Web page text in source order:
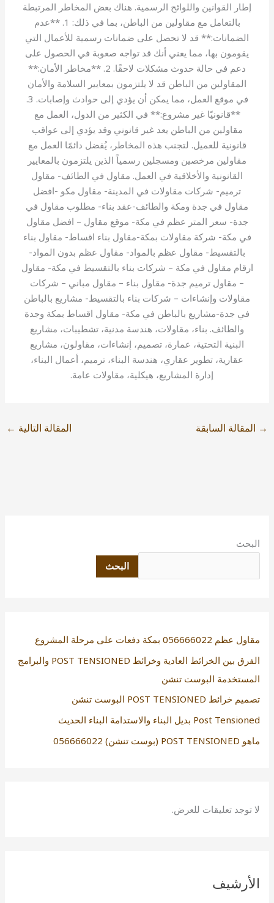
إطار القوانين واللوائح الرسمية. هناك بعض المخاطر المرتبطة
بالتعامل مع مقاولين من الباطن، بما في ذلك: 1. **عدم
الضمانات:** قد لا تحصل على ضمانات رسمية للأعمال التي
يقومون بها، مما يعني أنك قد تواجه صعوبة في الحصول على
دعم في حالة حدوث مشكلات لاحقًا. 2. **مخاطر الأمان:**
المقاولين من الباطن قد لا يلتزمون بمعايير السلامة والأمان
في موقع العمل، مما يمكن أن يؤدي إلى حوادث وإصابات. 3.
**قانونيًا غير مشروع:** في الكثير من الدول، العمل مع
مقاولين من الباطن يعد غير قانوني وقد يؤدي إلى عواقب
قانونية للعميل. لتجنب هذه المخاطر، يُفضل دائمًا العمل مع
مقاولين مرخصين ومسجلين رسمياً الذين يلتزمون بالمعايير
القانونية والأخلاقية في العمل. مقاول في الطائف- مقاول
ترميم- شركات مقاولات في المدينة- مقاول مكو -افضل
مقاول في جدة ومكة والطائف-عقد بناء- مطلوب مقاول في
جدة- سعر المتر عظم في مكة- موقع مقاول – افضل مقاول
في مكة- شركة مقاولات بمكة-مقاول بناء اقساط- مقاول بناء
بالتقسيط- مقاول عظم بالمواد- مقاول عظم بدون المواد-
ارقام مقاول في مكة – شركات بناء بالتقسيط في مكة- مقاول
– مقاول ترميم جدة- مقاول بناء – مقاول مباني – شركات
مقاولات وإنشاءات – شركات بناء بالتقسيط- مشاريع بالباطن
في جدة-مشاريع بالباطن في مكة- مقاول اقساط بمكة وجدة
والطائف. بناء، مقاولات، هندسة مدنية، تشطيبات، مشاريع
البنية التحتية، عمارة، تصميم، إنشاءات، مقاولون، مشاريع
عقارية، تطوير عقاري، هندسة البناء، ترميم، أعمال البناء،
إدارة المشاريع، هيكلية، مقاولات عامة.
→ المقالة السابقة المقالة التالية ←
البحث
البحث
مقاول عظم 056666022 بمكة دفعات على مرحلة المشروع
الفرق بين الخرائط العادية وخرائط POST TENSIONED والبرامج
المستخدمة البوست تنشن
تصميم خرائط POST TENSIONED البوست تنشن
Post Tensioned بديل البناء والاستدامة البناء الحديث
ماهو POST TENSIONED (بوست تنشن) 056666022
لا توجد تعليقات للعرض.
الأرشيف